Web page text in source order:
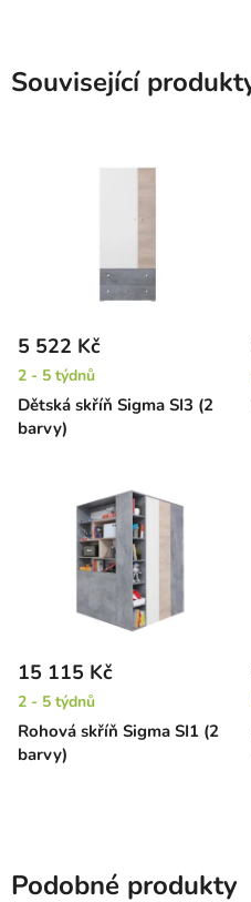
Související
Dětská skříň Sigma SI3 (2
barvy)
5 522 Kč
2 - 5 týdnů
Rohová skříň Sigma SI1 (2
barvy)
15 115 Kč
2 - 5 týdnů
Podobné produkty